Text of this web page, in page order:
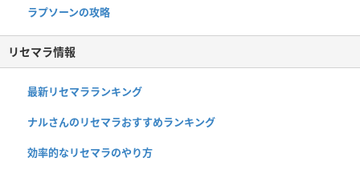
ラプソーンの攻略
リセマラ情報
最新リセマラランキング
ナルさんのリセマラおすすめランキング
効率的なリセマラのやり方